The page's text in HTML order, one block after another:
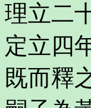
理立二
定立四
既而釋